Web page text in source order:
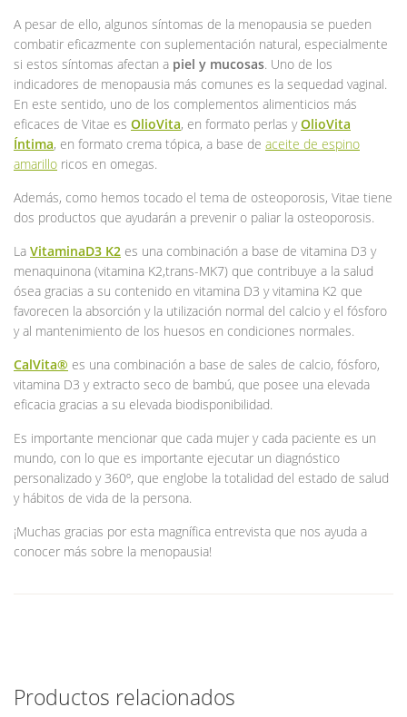
A pesar de ello, algunos síntomas de la menopausia se pueden
combatir eficazmente con suplementación natural, especialmente
si estos síntomas afectan a piel y mucosas. Uno de los
indicadores de menopausia más comunes es la sequedad vaginal.
En este sentido, uno de los complementos alimenticios más
eficaces de Vitae es OlioVita, en formato perlas yOlioVita
Íntima, en formato crema tópica, a base de aceite de espino
amarillo ricos en omegas.
Además, como hemos tocado el tema de osteoporosis, Vitae tiene
dos productos que ayudarán a prevenir o paliar la osteoporosis.
La VitaminaD3 K2 es una combinación a base de vitamina D3 y
menaquinona (vitamina K2,trans-MK7) que contribuye a la salud
ósea gracias a su contenido en vitamina D3 y vitamina K2 que
favorecen la absorción y la utilización normal del calcio y el fósforo
y al mantenimiento de los huesos en condiciones normales.
CalVita® es una combinación a base de sales de calcio, fósforo,
vitamina D3 y extracto seco de bambú, que posee una elevada
eficacia gracias a su elevada biodisponibilidad.
Es importante mencionar que cada mujer y cada paciente es un
mundo, con lo que es importante ejecutar un diagnóstico
personalizado y 360º, que englobe la totalidad del estado de salud
y hábitos de vida de la persona.
¡Muchas gracias por esta magnífica entrevista que nos ayuda a
conocer más sobre la menopausia!
Productos relacionados